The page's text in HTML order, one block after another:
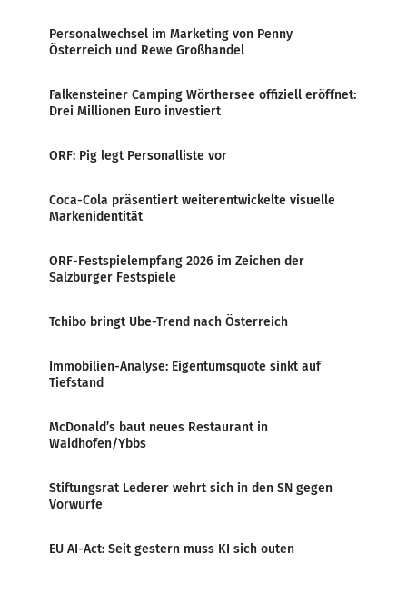
Personalwechsel im Marketing von Penny
Österreich und Rewe Großhandel
Falkensteiner Camping Wörthersee offiziell eröffnet:
Drei Millionen Euro investiert
ORF: Pig legt Personalliste vor
Coca-Cola präsentiert weiterentwickelte visuelle
Markenidentität
ORF-Festspielempfang 2026 im Zeichen der
Salzburger Festspiele
Tchibo bringt Ube-Trend nach Österreich
Immobilien-Analyse: Eigentumsquote sinkt auf
Tiefstand
McDonald’s baut neues Restaurant in
Waidhofen/Ybbs
Stiftungsrat Lederer wehrt sich in den SN gegen
Vorwürfe
EU AI-Act: Seit gestern muss KI sich outen